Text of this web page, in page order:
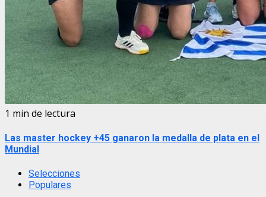
1 min de lectura
Las master hockey +45 ganaron la medalla de plata en el
Mundial
Selecciones
Populares